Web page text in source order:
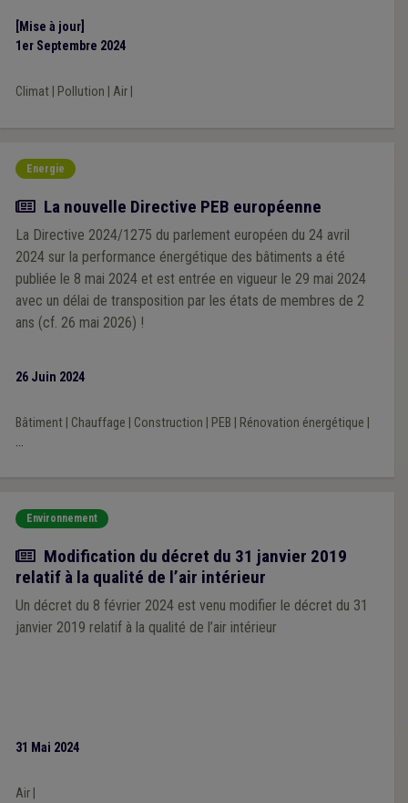
[Mise à jour]
1er Septembre 2024
Climat| Pollution Air|
Energie
Article
La nouvelle Directive PEB européenne
La Directive 2024/1275 du parlement européen du 24 avril
2024 sur la performance énergétique des bâtiments a été
publiée le 8 mai 2024 et est entrée en vigueur le 29 mai 2024
avec un délai de transposition par les états de membres de 2
ans (cf. 26 mai 2026) !
26 Juin 2024
Bâtiment| Chauffage Construction PEB Rénovation énergétique
...
Environnement
Actualité
Modification du décret du 31 janvier 2019
relatif à la qualité de l’air intérieur
Un décret du 8 février 2024 est venu modifier le décret du 31
janvier 2019 relatif à la qualité de l’air intérieur
31 Mai 2024
Air|